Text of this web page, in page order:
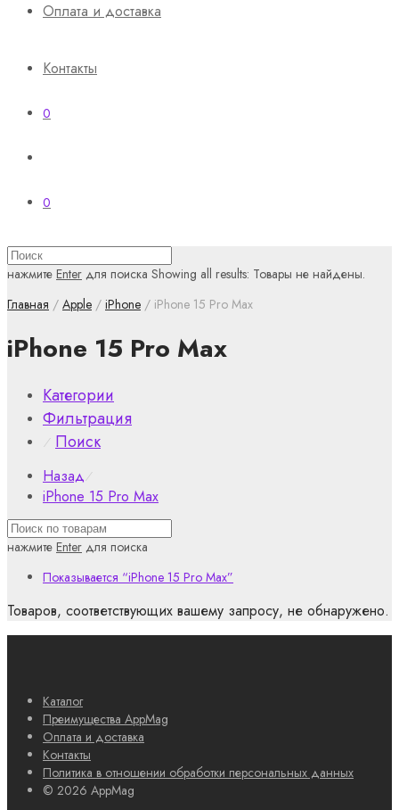
Оплата и доставка
Контакты
0
0
нажмите Enter для поиска Showing all results: Товары не найдены.
Главная / Apple / iPhone / iPhone 15 Pro Max
iPhone 15 Pro Max
Категории
Фильтрация
⁄ Поиск
Назад⁄
iPhone 15 Pro Max
нажмите Enter для поиска
Показывается “iPhone 15 Pro Max”
Товаров, соответствующих вашему запросу, не обнаружено.
Каталог
Преимущества AppMag
Оплата и доставка
Контакты
Политика в отношении обработки персональных данных
© 2026 AppMag